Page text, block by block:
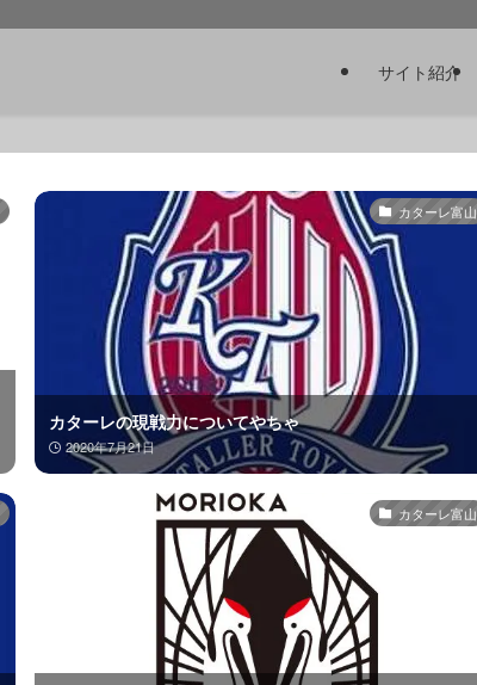
サイト紹介
カターレ富山
カターレの現戦力についてやちゃ
2020年7月21日
カターレ富山